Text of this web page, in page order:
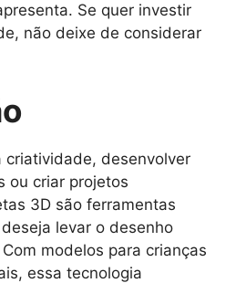
Se quer investir
não deixe de considerar
criatividade, desenvolver
ou criar projetos
3D são ferramentas
levar o desenho
modelos para crianças
essa tecnologia